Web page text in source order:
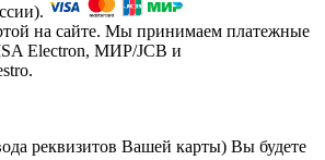
на сайте. Мы принимаем платежные
Electron, МИР/JCB и
реквизитов Вашей карты) Вы будете